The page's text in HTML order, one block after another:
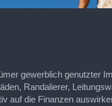
gewerblich genutzter
Randalierer,
auf die Finanzen